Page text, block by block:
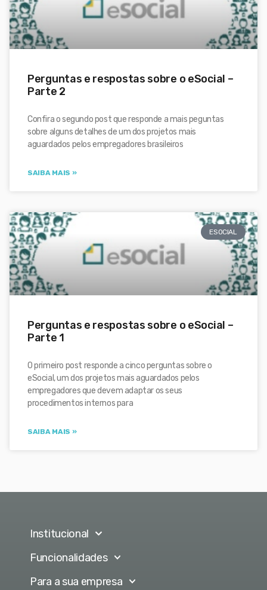
Perguntas e respostas sobre o eSocial –
Parte 2
Confira o segundo post que responde a mais peguntas
sobre alguns detalhes de um dos projetos mais
aguardados pelos empregadores brasileiros
SAIBA MAIS »
ESOCIAL
Perguntas e respostas sobre o eSocial –
Parte 1
O primeiro post responde a cinco perguntas sobre o
eSocial, um dos projetos mais aguardados pelos
empregadores que devem adaptar os seus
procedimentos internos para
SAIBA MAIS »
Institucional
Funcionalidades
Para a sua empresa